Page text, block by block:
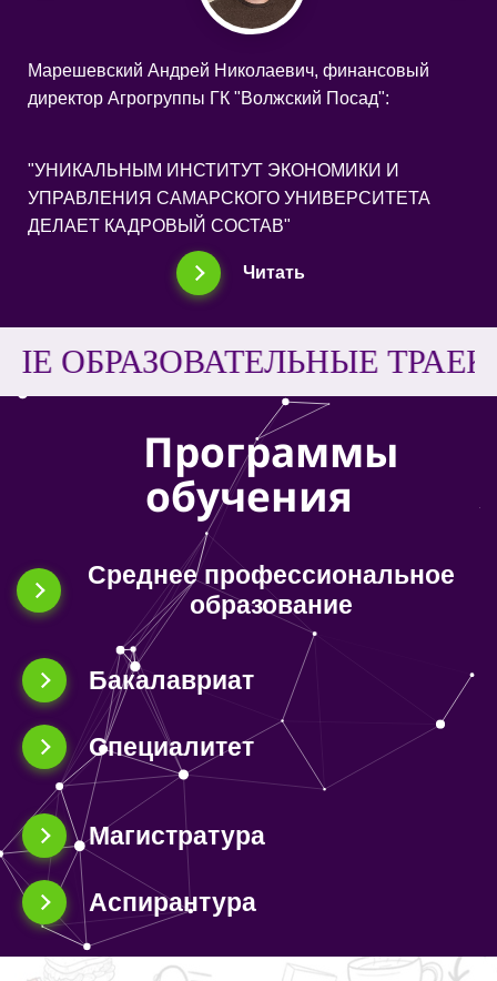
Марешевский Андрей Николаевич, финансовый
директор Агрогруппы ГК "Волжский Посад":
"УНИКАЛЬНЫМ ИНСТИТУТ ЭКОНОМИКИ И
УПРАВЛЕНИЯ САМАРСКОГО УНИВЕРСИТЕТА
ДЕЛАЕТ КАДРОВЫЙ СОСТАВ"
Читать
ТРАЕКТОРИИ
Программы
обучения
Среднее профессиональное
образование
Бакалавриат
Специалитет
Магистратура
Аспирантура